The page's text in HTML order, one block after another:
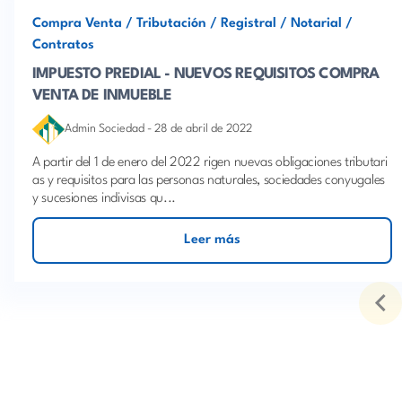
Compra Venta / Tributación / Registral / Notarial
/
Contratos
IMPUESTO PREDIAL - NUEVOS REQUISITOS COMPRA
VENTA DE INMUEBLE
Admin Sociedad - 28 de abril de 2022
A partir del 1 de enero del 2022 rigen nuevas obligaciones tributari
as y requisitos para las personas naturales, sociedades conyugales
y sucesiones indivisas qu...
Leer más